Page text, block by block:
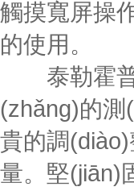
觸摸寬屏操
的使用。
泰勒霍普
(zhǎng)的測
貴的調
量。堅